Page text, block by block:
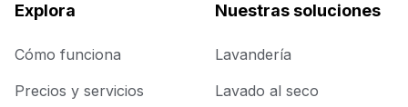
Explora
Cómo funciona
Precios y servicios
Nuestras soluciones
Lavandería
Lavado al seco